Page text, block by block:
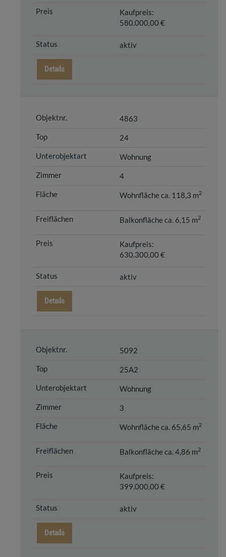
Kaufpreis:
580.000,00 €
aktiv
Details
4863
24
Wohnung
4
Wohnfläche ca. 118,3 m2
Balkonfläche ca. 6,15 m2
Kaufpreis:
630.300,00 €
aktiv
Details
5092
25A2
Wohnung
3
Wohnfläche ca. 65,65 m2
Balkonfläche ca. 4,86 m2
Kaufpreis:
399.000,00 €
aktiv
Details